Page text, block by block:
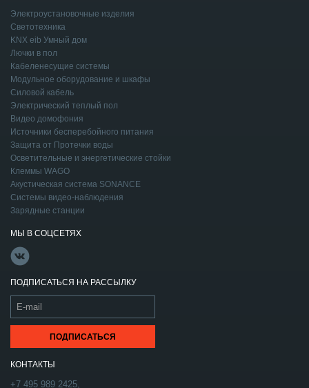
Электроустановочные изделия
Светотехника
KNX eib Умный дом
Лючки в пол
Кабеленесущие системы
Модульное оборудование и шкафы
Силовой кабель
Электрический теплый пол
Видео домофония
Источники бесперебойного питания
Защита от Протечки воды
Осветительные и энергетические стойки
Клеммы WAGO
Акустическая система SONANCE
Системы видео-наблюдения
Зарядные станции
МЫ В СОЦСЕТЯХ
ПОДПИСАТЬСЯ НА РАССЫЛКУ
КОНТАКТЫ
+7 495 989 2425,